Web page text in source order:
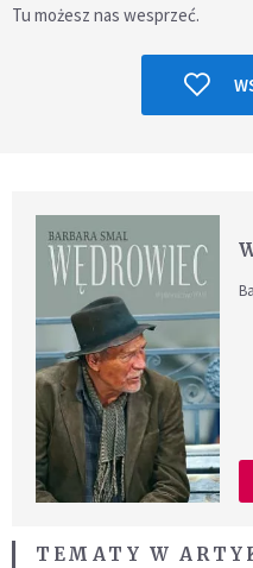
Tu możesz nas wesprzeć.
TEMATY W